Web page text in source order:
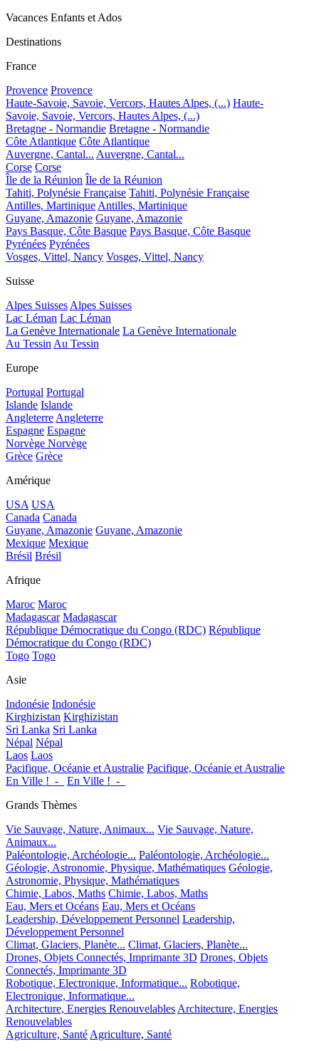
Vacances Enfants et Ados
Destinations
France
Provence Provence
Haute-Savoie, Savoie, Vercors, Hautes Alpes, (...) Haute-
Savoie, Savoie, Vercors, Hautes Alpes, (...)
Bretagne - Normandie Bretagne - Normandie
Côte Atlantique Côte Atlantique
Auvergne, Cantal... Auvergne, Cantal...
Corse Corse
Île de la Réunion Île de la Réunion
Tahiti, Polynésie Française Tahiti, Polynésie Française
Antilles, Martinique Antilles, Martinique
Guyane, Amazonie Guyane, Amazonie
Pays Basque, Côte Basque Pays Basque, Côte Basque
Pyrénées Pyrénées
Vosges, Vittel, Nancy Vosges, Vittel, Nancy
Suisse
Alpes Suisses Alpes Suisses
Lac Léman Lac Léman
La Genève Internationale La Genève Internationale
Au Tessin Au Tessin
Europe
Portugal Portugal
Islande Islande
Angleterre Angleterre
Espagne Espagne
Norvège Norvège
Grèce Grèce
Amérique
USA USA
Canada Canada
Guyane, Amazonie Guyane, Amazonie
Mexique Mexique
Brésil Brésil
Afrique
Maroc Maroc
Madagascar Madagascar
République Démocratique du Congo (RDC) République
Démocratique du Congo (RDC)
Togo Togo
Asie
Indonésie Indonésie
Kirghizistan Kirghizistan
Sri Lanka Sri Lanka
Népal Népal
Laos Laos
Pacifique, Océanie et Australie Pacifique, Océanie et Australie
En Ville !_-_
En Ville !_-_
Grands Thèmes
Vie Sauvage, Nature, Animaux... Vie Sauvage, Nature,
Animaux...
Paléontologie, Archéologie... Paléontologie, Archéologie...
Géologie, Astronomie, Physique, Mathématiques Géologie,
Astronomie, Physique, Mathématiques
Chimie, Labos, Maths Chimie, Labos, Maths
Eau, Mers et Océans Eau, Mers et Océans
Leadership, Développement Personnel Leadership,
Développement Personnel
Climat, Glaciers, Planète... Climat, Glaciers, Planète...
Drones, Objets Connectés, Imprimante 3D Drones, Objets
Connectés, Imprimante 3D
Robotique, Electronique, Informatique... Robotique,
Electronique, Informatique...
Architecture, Energies Renouvelables Architecture, Energies
Renouvelables
Agriculture, Santé Agriculture, Santé